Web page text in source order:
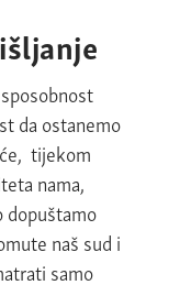
da ostanemo
tijekom
nama,
dopuštamo
naš sud i
samo